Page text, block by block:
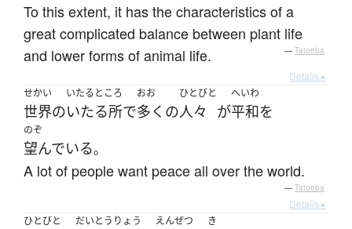
To this extent, it has the characteristics of a
great complicated balance between plant life
and lower forms of animal life.
— Tatoeba
Details ▸
せかい
世界の
いたるところ
いたる所で
おお
多く の
ひとびと
人々 が
へいわ
平和を
のぞ
望んでいる。
A lot of people want peace all over the world.
— Tatoeba
Details ▸
ひとびと
だいとうりょう えんぜつ き